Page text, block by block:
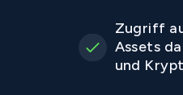
Zugriff
Assets
und